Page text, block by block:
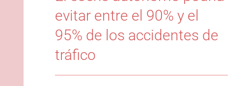
evitar entre el 90% y el
95% de los accidentes de
tráfico